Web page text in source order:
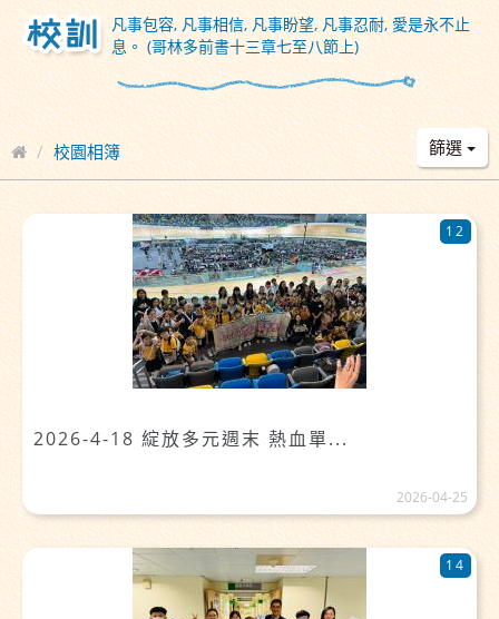
凡事包容, 凡事相信, 凡事盼望, 凡事忍耐, 愛是永不止
息。 (哥林多前書十三章七至八節上)
校園相簿 篩選
2026-4-18 綻放多元週末 熱血單...
12
2026-04-25
14